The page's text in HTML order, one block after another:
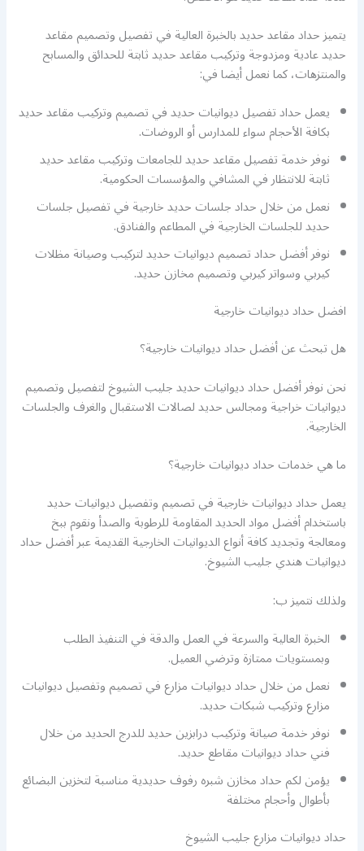
يتميز حداد مقاعد حديد بالخبرة العالية في تفصيل وتصميم مقاعد
حديد عادية ومزدوجة وتركيب مقاعد حديد ثابتة للحدائق والمسابح
والمنتزهات، كما نعمل أيضا في:
يعمل حداد تفصيل ديوانيات حديد في تصميم وتركيب مقاعد حديد
بكافة الأحجام سواء للمدارس أو الروضات.
نوفر خدمة تفصيل مقاعد حديد للجامعات وتركيب مقاعد حديد
ثابتة للانتظار في المشافي والمؤسسات الحكومية.
نعمل من خلال حداد جلسات حديد خارجية في تفصيل جلسات
حديد للجلسات الخارجية في المطاعم والفنادق.
نوفر أفضل حداد تصميم ديوانيات حديد لتركيب وصيانة مظلات
كيربي وسواتر كيربي وتصميم مخازن حديد.
افضل حداد ديوانيات خارجية
هل تبحث عن أفضل حداد ديوانيات خارجية؟
نحن نوفر أفضل حداد ديوانيات حديد جليب الشيوخ لتفصيل وتصميم
ديوانيات خراجية ومجالس حديد لصالات الاستقبال والغرف والجلسات
الخارجية.
ما هي خدمات حداد ديوانيات خارجية؟
يعمل حداد ديوانيات خارجية في تصميم وتفصيل ديوانيات حديد
باستخدام أفضل مواد الحديد المقاومة للرطوبة والصدأ ونقوم ببخ
ومعالجة وتجديد كافة أنواع الديوانيات الخارجية القديمة عبر أفضل حداد
ديوانيات هندي جليب الشيوخ.
ولذلك نتميز ب:
الخبرة العالية والسرعة في العمل والدقة في التنفيذ الطلب
وبمستويات ممتازة وترضي العميل.
نعمل من خلال حداد ديوانيات مزارع في تصميم وتفصيل ديوانيات
مزارع وتركيب شبكات حديد.
نوفر خدمة صيانة وتركيب درابزين حديد للدرج الحديد من خلال
فني حداد ديوانيات مقاطع حديد.
يؤمن لكم حداد مخازن شبره رفوف حديدية مناسبة لتخزين البضائع
بأطوال وأحجام مختلفة
حداد ديوانيات مزارع جليب الشيوخ